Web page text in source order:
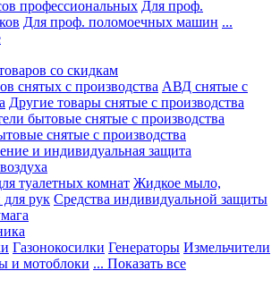
профессиональных Для проф.
Для проф. поломоечных машин ...
со скидкам
снятых с производства АВД снятые с
Другие товары снятые с производства
бытовые снятые с производства
снятые с производства
и индивидуальная защита
туалетных комнат Жидкое мыло,
для рук Средства индивидуальной защиты
Газонокосилки Генераторы Измельчители
и мотоблоки ... Показать все